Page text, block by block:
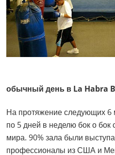
обычный день в La Habra
На протяжение следующих 6
по 5 дней в неделю бок о
мира. 90% зала были
профессионалы из США и